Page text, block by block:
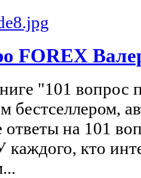
FOREX
"101 вопрос
бестселлером,
на 101
кто